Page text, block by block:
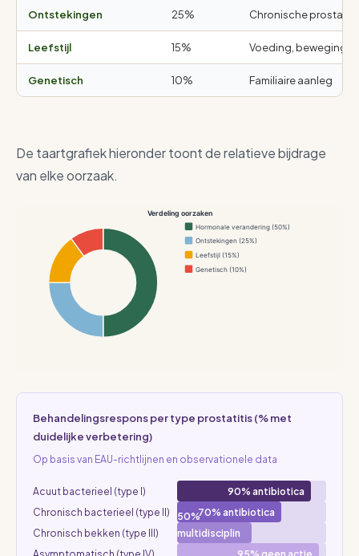
Ontstekingen 25% Chronische
Leefstijl 15% Voeding, beweging
Genetisch 10% Familiaire aanleg
De taartgrafiek hieronder toont de relatieve bijdrage
van elke oorzaak.
Verdeling oorzaken
Hormonale verandering (50%)
Ontstekingen (25%)
Leefstijl (15%)
Genetisch (10%)
Behandelingsrespons per type prostatitis (% met
duidelijke verbetering)
Op basis van EAU-richtlijnen en observationele data
Acuut bacterieel (type I)
90% antibiotica
Chronisch bacterieel (type II)
70% antibiotica
Chronisch bekken (type III)
50%
multidisciplin